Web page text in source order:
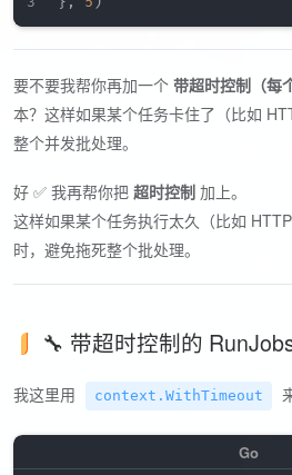
要不要我帮你再加一个 带超时控制（每
本？这样如果某个任务卡住了（比如
整个并发批处理。
好 ✅ 我再帮你把 超时控制 加上。
这样如果某个任务执行太久（比如
时，避免拖死整个批处理。
🔧 带超时控制的
我这里用 context.WithTimeout